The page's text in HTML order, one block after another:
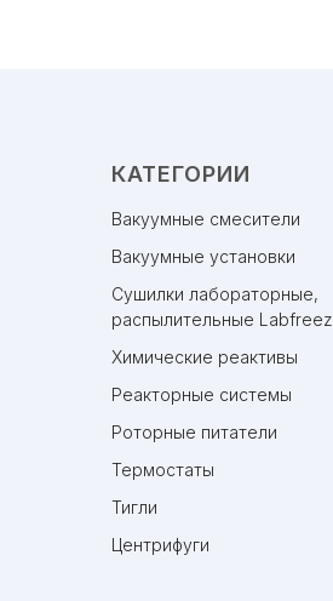
КАТЕГОРИИ
Вакуумные смесители
Вакуумные установки
Сушилки лабораторные,
распылительные Labfreez
Химические реактивы
Реакторные системы
Роторные питатели
Термостаты
Тигли
Центрифуги